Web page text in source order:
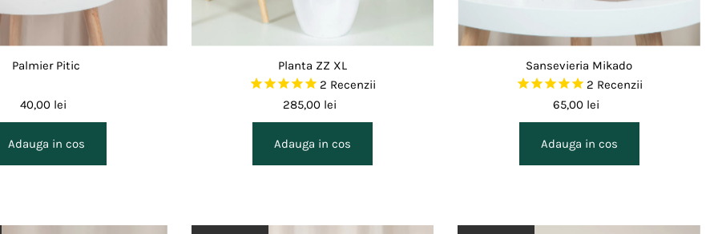
Palmier Pitic
40,00 lei
Planta ZZ XL
2 Recenzii
285,00 lei
Sansevieria Mikado
2 Recenzii
65,00 lei